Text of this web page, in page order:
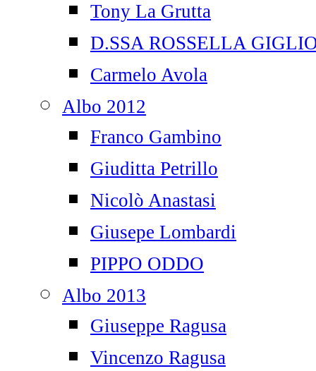
Tony La Grutta
D.SSA ROSSELLA
Carmelo Avola
Albo 2012
Franco Gambino
Giuditta Petrillo
Nicolò Anastasi
Giusepe Lombardi
PIPPO ODDO
Albo 2013
Giuseppe Ragusa
Vincenzo Ragusa